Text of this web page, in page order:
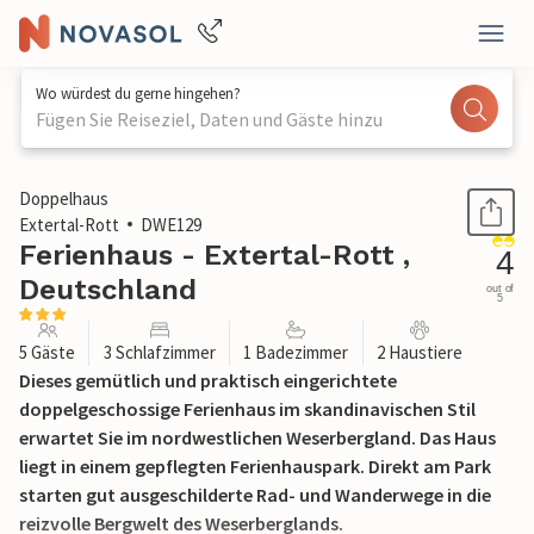
Wo würdest du gerne hingehen?
Fügen Sie Reiseziel, Daten und Gäste hinzu
1 / 22
Doppelhaus
Extertal-Rott
DWE129
Ferienhaus - Extertal-Rott ,
Deutschland
4
out of
5
5 Gäste 3 Schlafzimmer 1 Badezimmer 2 Haustiere
Dieses gemütlich und praktisch eingerichtete
doppelgeschossige Ferienhaus im skandinavischen Stil
erwartet Sie im nordwestlichen Weserbergland. Das Haus
liegt in einem gepflegten Ferienhauspark. Direkt am Park
starten gut ausgeschilderte Rad- und Wanderwege in die
reizvolle Bergwelt des Weserberglands.